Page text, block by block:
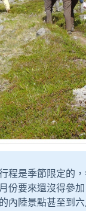
程是季節限定的
份要來還沒得參
內陸景點甚至到